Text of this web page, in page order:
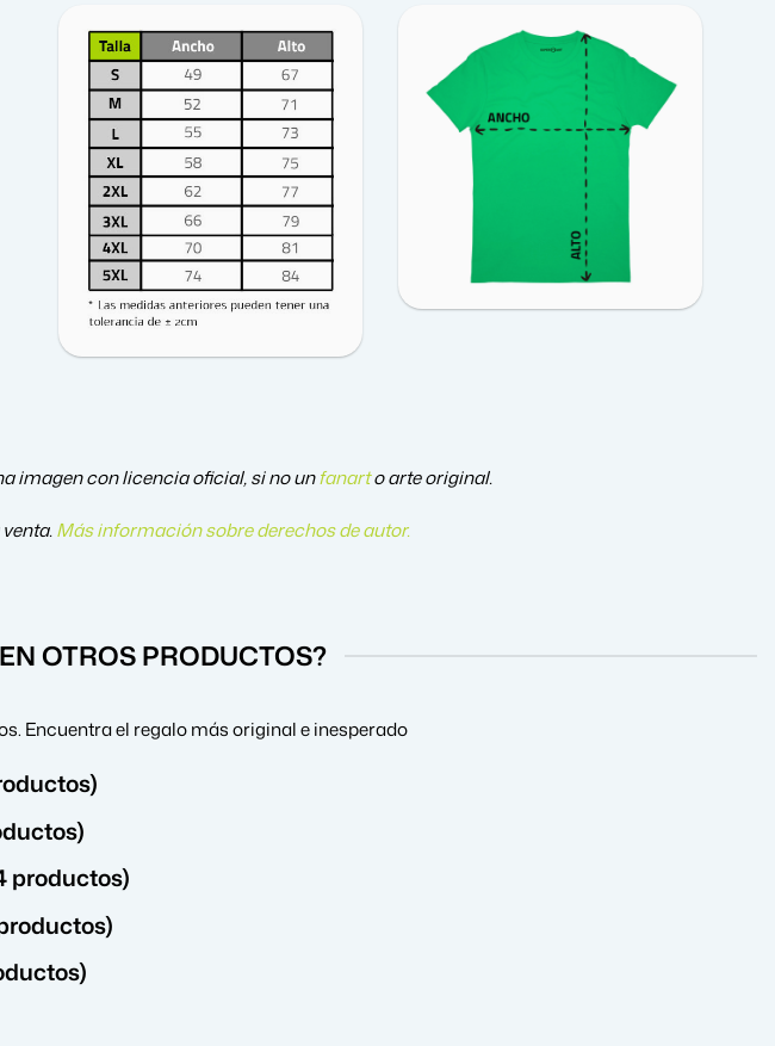
imagen con licencia oficial, si no unfanart o arte original.
Más información sobre derechos de autor.
OTROS PRODUCTOS?
Encuentra el regalo más original e inesperado
productos)